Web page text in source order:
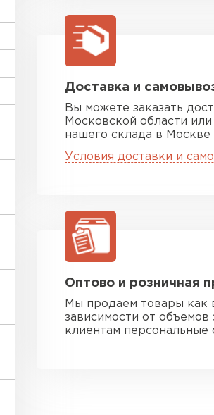
Доставка и
Вы можете заказать
Московской области
нашего склада в Москве
Условия доставки и
Оптово и розничная
Мы продаем товары как
зависимости от
клиентам персональные